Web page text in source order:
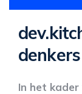
In het